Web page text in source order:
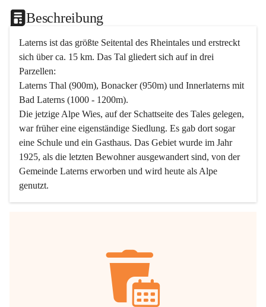
Beschreibung
Laterns ist das größte Seitental des Rheintales und erstreckt
sich über ca. 15 km. Das Tal gliedert sich auf in drei
Parzellen:
Laterns Thal (900m), Bonacker (950m) und Innerlaterns mit
Bad Laterns (1000 - 1200m).
Die jetzige Alpe Wies, auf der Schattseite des Tales gelegen,
war früher eine eigenständige Siedlung. Es gab dort sogar
eine Schule und ein Gasthaus. Das Gebiet wurde im Jahr
1925, als die letzten Bewohner ausgewandert sind, von der
Gemeinde Laterns erworben und wird heute als Alpe
genutzt.